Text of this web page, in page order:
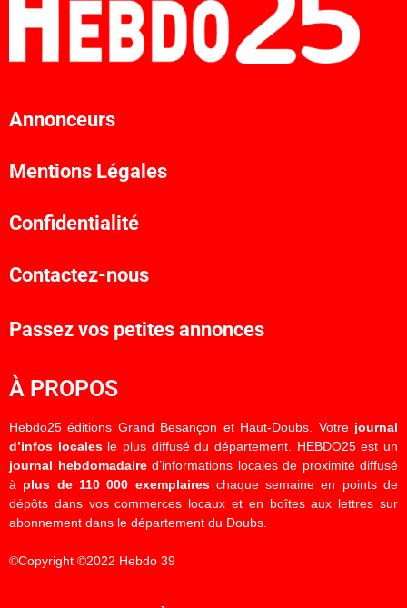
Annonceurs
Mentions Légales
Confidentialité
Contactez-nous
Passez vos petites annonces
À PROPOS
Hebdo25 éditions Grand Besançon et Haut-Doubs. Votre journal
d’infos localesle plus diffusé du département. HEBDO25 est un
journal hebdomadaired’informations locales de proximité diffusé
à plus de 110 000 exemplaireschaque semaine en points de
dépôts dans vos commerces locaux et en boîtes aux lettres sur
abonnement dans le département du Doubs.
©Copyright ©2022 Hebdo 39